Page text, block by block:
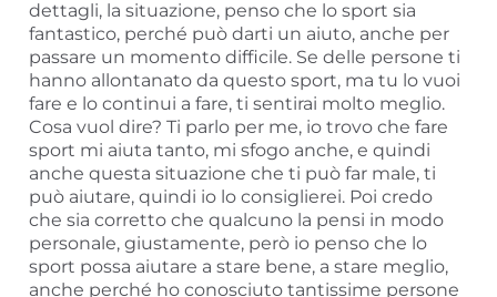
dettagli, la situazione, penso che lo sport sia
fantastico, perché può darti un aiuto, anche per
passare un momento difficile. Se delle persone ti
hanno allontanato da questo sport, ma tu lo vuoi
fare e lo continui a fare, ti sentirai molto meglio.
Cosa vuol dire? Ti parlo per me, io trovo che fare
sport mi aiuta tanto, mi sfogo anche, e quindi
anche questa situazione che ti può far male, ti
può aiutare, quindi io lo consiglierei. Poi credo
che sia corretto che qualcuno la pensi in modo
personale, giustamente, però io penso che lo
sport possa aiutare a stare bene, a stare meglio,
anche perché ho conosciuto tantissime persone